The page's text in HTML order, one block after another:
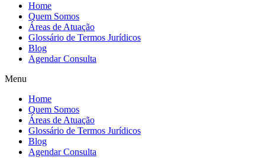
Home
Quem Somos
Áreas de Atuação
Glossário de Termos Jurídicos
Blog
Agendar Consulta
Menu
Home
Quem Somos
Áreas de Atuação
Glossário de Termos Jurídicos
Blog
Agendar Consulta